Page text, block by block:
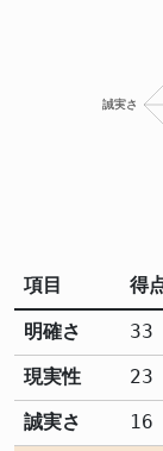
項目 得
明確さ
現実性
誠実さ